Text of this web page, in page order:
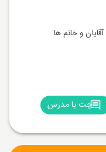
آقایان و خانم ها
چت با مدرس